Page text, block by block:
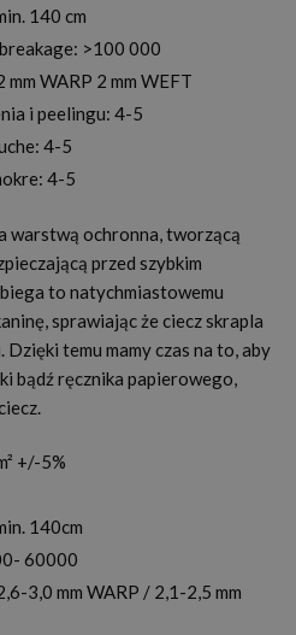
140 cm
>100 000
WARP 2 mm WEFT
i peelingu: 4-5
4-5
4-5
warstwą ochronna, tworzącą
przed szybkim
to natychmiastowemu
sprawiając że ciecz skrapla
temu mamy czas na to, aby
bądź ręcznika papierowego,
+/-5%
140cm
60000
3,0 mm WARP / 2,1-2,5 mm